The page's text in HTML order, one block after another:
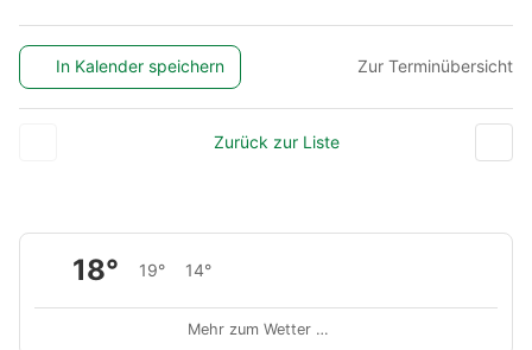
In Kalender speichern Zur Terminübersicht
Zurück zur Liste
18° 19° 14°
Mehr zum Wetter …